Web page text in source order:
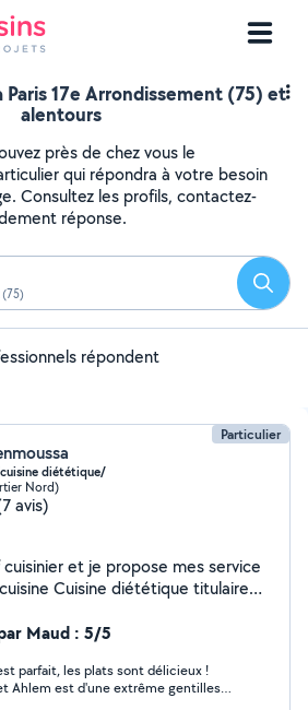
Paris 17e Arrondissement (75) et
alentours
près de chez vous le
qui répondra à votre besoin
Consultez les profils, contactez-
réponse.
(75)
répondent
Particulier
diététique/
Nord)
avis)
et je propose mes service
healthy revisité avec méthode de
de goût des desserts
même le goûter pour vous
et recettes bien soignée
Maud : 5/5
parfait, les plats sont délicieux !
Ahlem est d'une extrême gentillesse